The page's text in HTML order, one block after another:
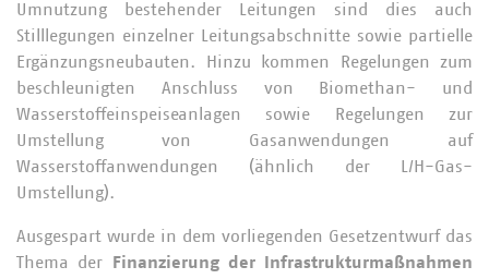
Umnutzung bestehender Leitungen sind dies auch
Stilllegungen einzelner Leitungsabschnitte sowie partielle
Ergänzungsneubauten. Hinzu kommen Regelungen zum
beschleunigten Anschluss von Biomethan- und
Wasserstoffeinspeiseanlagen sowie Regelungen zur
Umstellung von Gasanwendungen auf
Wasserstoffanwendungen (ähnlich der L/H-Gas-
Umstellung).
Ausgespart wurde in dem vorliegenden Gesetzentwurf das
Thema der
Finanzierung der Infrastrukturmaßnahmen